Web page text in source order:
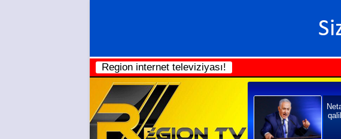
Region internet televiziyası!